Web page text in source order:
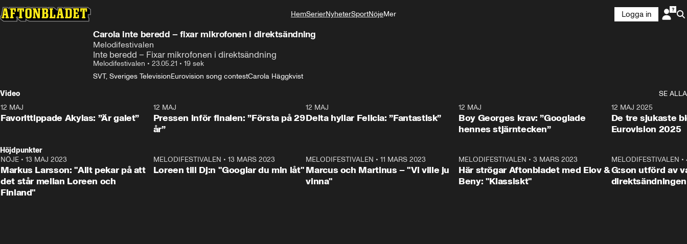
HemSerierNyheterSportNöjeMer
Logga in
Carola inte beredd – fixar mikrofonen i direktsändning
Melodifestivalen
Inte beredd – Fixar mikrofonen i direktsändning
Melodifestivalen • 23.05.21 • 19 sek
SVT, Sveriges TelevisionEurovision song contestCarola Häggkvist
Video
SE ALLA
12 MAJ
Favorittippade Akylas: ”Är galet”
0:59
12 MAJ
Pressen inför finalen: ”Första på 29
år”
12 MAJ
Delta hyllar Felicia: ”Fantastisk”
12 MAJ
Boy Georges krav: ”Googlade
hennes stjärntecken”
12 MAJ 2025
De tre sjukaste
Eurovision 2025
Höjdpunkter
NÖJE • 13 MAJ 2023
Markus Larsson: "Allt pekar på att
det står mellan Loreen och
Finland"
MELODIFESTIVALEN • 13 MARS 2023
Loreen till Dj:n "Googlar du min låt"
MELODIFESTIVALEN •11 MARS 2023
Marcus och Martinus – "Vi ville ju
vinna"
MELODIFESTIVALEN • 3 MARS 2023
Här strögar Aftonbladet med Elov &
Beny: "Klassiskt"
MELODIFESTIVALEN •
G:son utförd av
direktsändningen